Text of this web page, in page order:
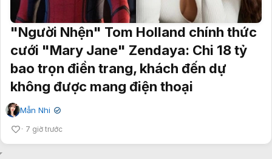
"Người Nhện" Tom Holland chính thức
cưới "Mary Jane" Zendaya: Chi 18 tỷ
bao trọn điền trang, khách đến dự
không được mang điện thoại
Mẫn Nhi ✔
7 giờ trước